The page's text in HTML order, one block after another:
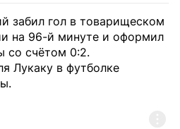
забил гол в товарищеском
на 96-й минуте и оформил
со счётом 0:2.
Лукаку в футболке